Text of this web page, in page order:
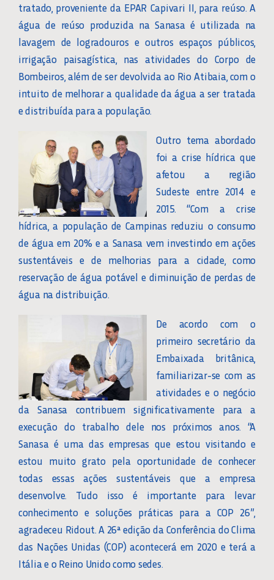
tratado, proveniente da EPAR Capivari II, para reúso. A
água de reúso produzida na Sanasa é utilizada na
lavagem de logradouros e outros espaços públicos,
irrigação paisagística, nas atividades do Corpo de
Bombeiros, além de ser devolvida ao Rio Atibaia, com o
intuito de melhorar a qualidade da água a ser tratada
e distribuída para a população.
Outro tema abordado
foi a crise hídrica que
afetou a região
Sudeste entre 2014 e
2015. “Com a crise
hídrica, a população de Campinas reduziu o consumo
de água em 20% e a Sanasa vem investindo em ações
sustentáveis e de melhorias para a cidade, como
reservação de água potável e diminuição de perdas de
água na distribuição.
De acordo com o
primeiro secretário da
Embaixada britânica,
familiarizar-se com as
atividades e o negócio
da Sanasa contribuem significativamente para a
execução do trabalho dele nos próximos anos. “A
Sanasa é uma das empresas que estou visitando e
estou muito grato pela oportunidade de conhecer
todas essas ações sustentáveis que a empresa
desenvolve. Tudo isso é importante para levar
conhecimento e soluções práticas para a COP 26”,
agradeceu Ridout. A 26ª edição da Conferência do Clima
das Nações Unidas (COP) acontecerá em 2020 e terá a
Itália e o Reino Unido como sedes.